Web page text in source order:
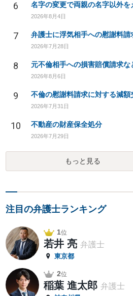
6
2026年8月4日
7
2026年7月28日
8 元不倫相手への損害賠償請求な
2026年8月6日
9
2026年7月31日
10 不動産の財産保全処分
2026年7月29日
もっと見る
注目の弁護士ランキング
1位
若井 亮 弁護士
東京都
2位
稲葉 進太郎 弁護士